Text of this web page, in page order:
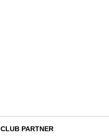
CLUB PARTNER